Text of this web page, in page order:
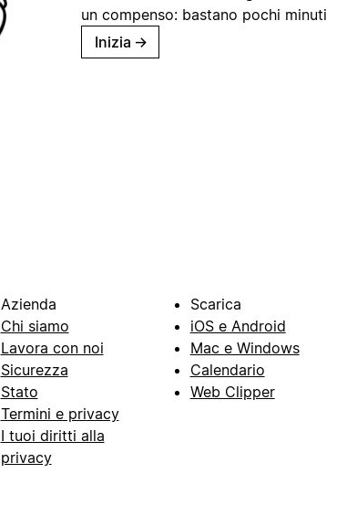
un compenso: bastano pochi minuti
Inizia →
Azienda
Chi siamo
Lavora con noi
Sicurezza
Stato
Termini e privacy
I tuoi diritti alla
privacy
Scarica
iOS e Android
Mac e Windows
Calendario
Web Clipper